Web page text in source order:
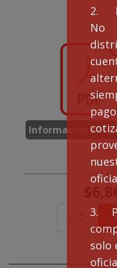
2.
No
3.
solo
Información del
Motorreductor